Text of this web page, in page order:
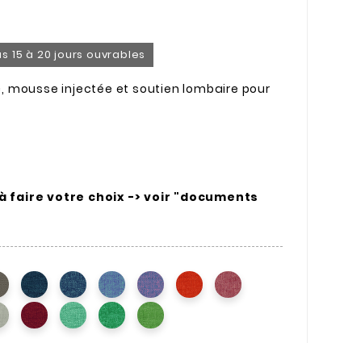
15 à 20 jours ouvrables
mousse injectée et soutien lombaire pour
faire votre choix -> voir "documents